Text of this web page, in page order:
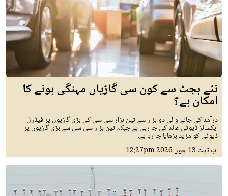
نئے بجٹ سے کون سی گاڑیاں مہنگی ہونے کا
امکان ہے؟
درآمد کی جانے والی دو ہزار سے تین ہزار سی سی کی بڑی گاڑیوں پر فیڈرل
ایکسائز ڈیوٹی عائد کی جا رہی ہے جبکہ تین ہزار سی سی سے بڑی گاڑیوں پر
ڈیوٹی کو مزید بڑھایا جا رہا ہے۔
اپ ڈیٹ 13 جون 2026 12:27pm